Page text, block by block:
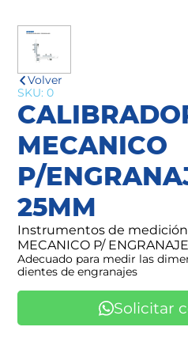
Volver
SKU: 0
MECANICO
P/
25MM
Instrumentos de
MECANICO P/
Adecuado para medir las
dientes de engranajes
Solicitar